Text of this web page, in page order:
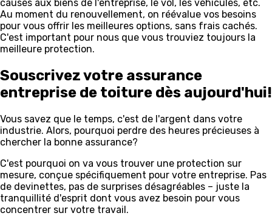
causés aux biens de l'entreprise, le vol, les véhicules, etc.
Au moment du renouvellement, on réévalue vos besoins
pour vous offrir les meilleures options, sans frais cachés.
C'est important pour nous que vous trouviez toujours la
meilleure protection.
Souscrivez votre assurance
entreprise de toiture dès aujourd'hui!
Vous savez que le temps, c'est de l'argent dans votre
industrie. Alors, pourquoi perdre des heures précieuses à
chercher la bonne assurance?
C'est pourquoi on va vous trouver une protection sur
mesure, conçue spécifiquement pour votre entreprise. Pas
de devinettes, pas de surprises désagréables – juste la
tranquillité d'esprit dont vous avez besoin pour vous
concentrer sur votre travail.